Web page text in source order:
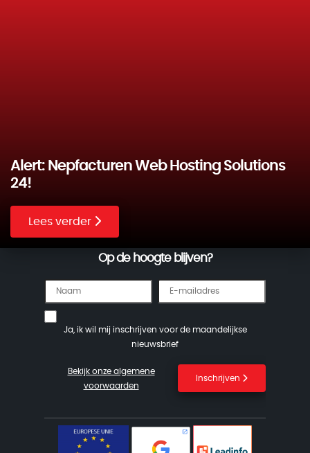
Alert: Nepfacturen Web Hosting Solutions
24!
Lees verder
Op de hoogte blijven?
Ja, ik wil mij inschrijven voor de maandelijkse
nieuwsbrief
Inschrijven
Bekijk onze algemene
voorwaarden